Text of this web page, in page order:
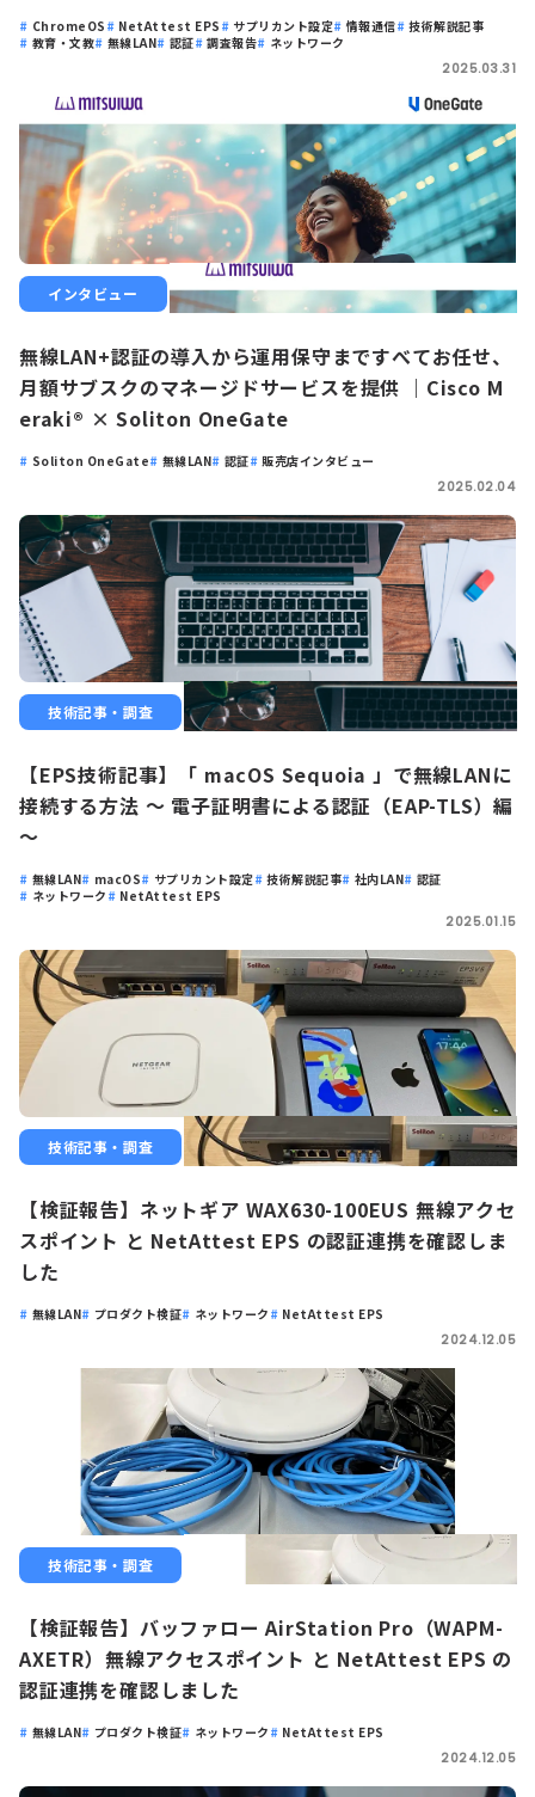
ChromeOS NetAttest EPS サプリカント設定 情報通信
技術解説記事
教育・文教
無線LAN 認証 調査報告
ネットワーク
2025.03.31
インタビュー
無線LAN+認証の導入から運用保守まですべてお任せ、
月額サブスクのマネージドサービスを提供 ｜Cisco M
eraki® × Soliton OneGate
Soliton OneGate 無線LAN 認証
販売店インタビュー
2025.02.04
技術記事・調査
【EPS技術記事】「 macOS Sequoia 」で無線LANに
接続する方法 ～ 電子証明書による認証（EAP-TLS）編
～
無線LAN macOS サプリカント設定 技術解説記事 社内LAN
認証
ネットワーク
NetAttest EPS
2025.01.15
技術記事・調査
【検証報告】ネットギア WAX630-100EUS 無線アクセ
スポイント と NetAttest EPS の認証連携を確認しま
した
無線LAN プロダクト検証 ネットワーク
NetAttest EPS
2024.12.05
技術記事・調査
【検証報告】バッファロー AirStation Pro（WAPM-
AXETR）無線アクセスポイント と NetAttest EPS の
認証連携を確認しました
無線LAN プロダクト検証 ネットワーク
NetAttest EPS
2024.12.05